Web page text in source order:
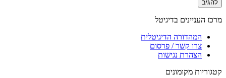
מרכז העניינים בדיגיטל
המהדורה הדיגיטלית
צרו קשר / פרסום
הצהרת נגישות
קטגוריות מקומונים